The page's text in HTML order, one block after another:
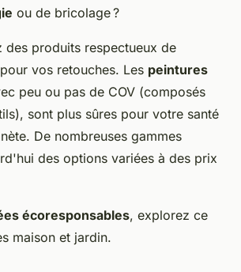
ou de bricolage ?
des produits respectueux de
vos retouches. Les peintures
peu ou pas de COV (composés
sont plus sûres pour votre santé
De nombreuses gammes
des options variées à des prix
écoresponsables, explorez ce
maison et jardin.